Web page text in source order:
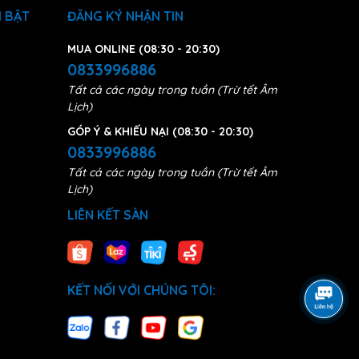
BẬT ĐĂNG KÝ NHẬN TIN
MUA ONLINE (08:30 - 20:30)
0833996886
Tất cả các ngày trong tuần (Trừ tết Âm
Lịch)
GÓP Ý & KHIẾU NẠI (08:30 - 20:30)
0833996886
Tất cả các ngày trong tuần (Trừ tết Âm
Lịch)
LIÊN KẾT SÀN
KẾT NỐI VỚI CHÚNG TÔI: